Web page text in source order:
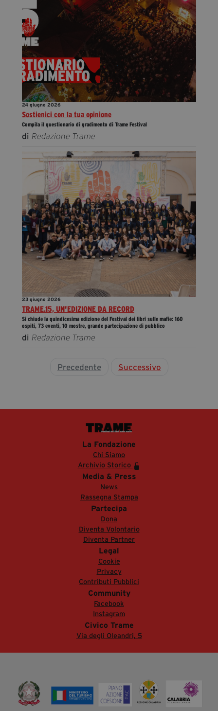
24 giugno 2026
Sostienici con la tua opinione
Compila il questionario di gradimento di Trame Festival
di Redazione Trame
23 giugno 2026
TRAME.15, UN'EDIZIONE DA RECORD
Si chiude la quindicesima edizione del Festival dei libri sulle mafie: 160
ospiti, 73 eventi, 10 mostre, grande partecipazione di pubblico
di Redazione Trame
Precedente Successivo
La Fondazione
Chi Siamo
Archivio Storico
Media & Press
News
Rassegna Stampa
Partecipa
Dona
Diventa Volontario
Diventa Partner
Legal
Cookie
Privacy
Contributi Pubblici
Community
Facebook
Instagram
Civico Trame
Via degli Oleandri, 5